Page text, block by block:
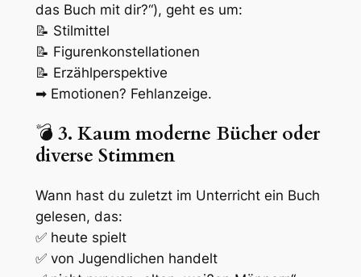
das Buch mit dir?“), geht es um:
📝 Stilmittel
📝 Figurenkonstellationen
📝 Erzählperspektive
➡ Emotionen? Fehlanzeige.
💣 3. Kaum moderne Bücher oder
diverse Stimmen
Wann hast du zuletzt im Unterricht ein Buch
gelesen, das:
✅ heute spielt
✅ von Jugendlichen handelt